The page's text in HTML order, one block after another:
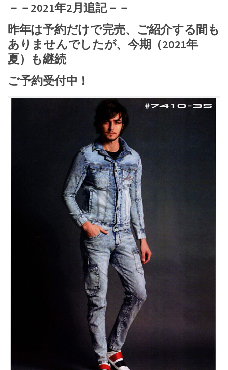
－－2021年2月追記－－
昨年は予約だけで完売、ご紹介する間も
ありませんでしたが、今期（2021年
夏）も継続
ご予約受付中！